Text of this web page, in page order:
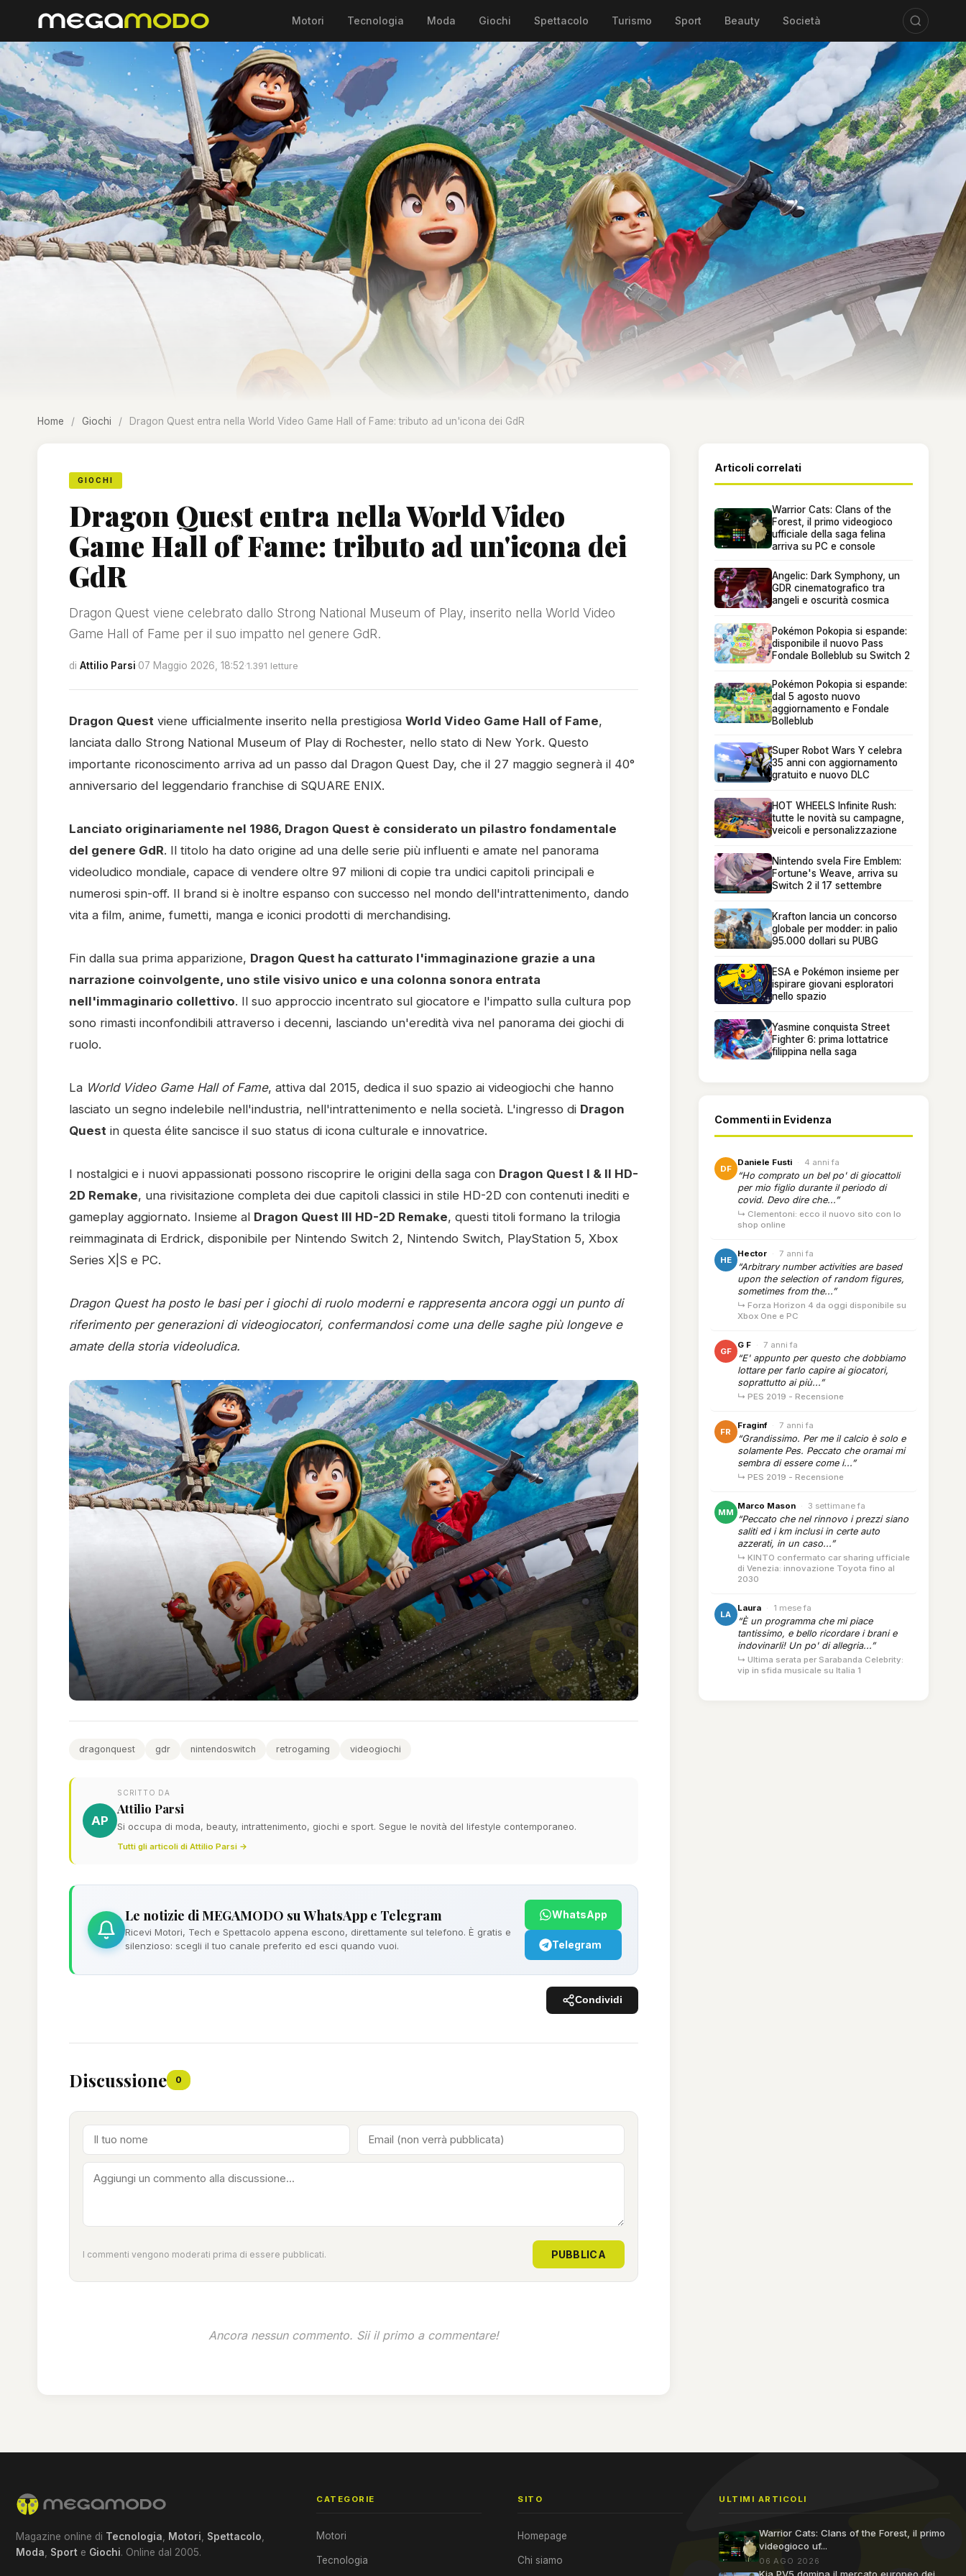
Motori Tecnologia Moda Giochi Spettacolo Turismo Sport Beauty Società
Home / Giochi / Dragon Quest entra nella World Video Game Hall of Fame: tributo ad un'icona dei GdR
GIOCHI
Dragon Quest entra nella World Video
Game Hall of Fame: tributo ad un'icona dei
GdR
Dragon Quest viene celebrato dallo Strong National Museum of Play, inserito nella World Video
Game Hall of Fame per il suo impatto nel genere GdR.
di Attilio Parsi·07 Maggio 2026, 18:52·1.391 letture
Dragon Quest viene ufficialmente inserito nella prestigiosa World Video Game Hall of Fame,
lanciata dallo Strong National Museum of Play di Rochester, nello stato di New York. Questo
importante riconoscimento arriva ad un passo dal Dragon Quest Day, che il 27 maggio segnerà il 40°
anniversario del leggendario franchise di SQUARE ENIX.
Lanciato originariamente nel 1986, Dragon Quest è considerato un pilastro fondamentale
del genere GdR. Il titolo ha dato origine ad una delle serie più influenti e amate nel panorama
videoludico mondiale, capace di vendere oltre 97 milioni di copie tra undici capitoli principali e
numerosi spin-off. Il brand si è inoltre espanso con successo nel mondo dell'intrattenimento, dando
vita a film, anime, fumetti, manga e iconici prodotti di merchandising.
Fin dalla sua prima apparizione, Dragon Quest ha catturato l'immaginazione grazie a una
narrazione coinvolgente, uno stile visivo unico e una colonna sonora entrata
nell'immaginario collettivo. Il suo approccio incentrato sul giocatore e l'impatto sulla cultura pop
sono rimasti inconfondibili attraverso i decenni, lasciando un'eredità viva nel panorama dei giochi di
ruolo.
La World Video Game Hall of Fame, attiva dal 2015, dedica il suo spazio ai videogiochi che hanno
lasciato un segno indelebile nell'industria, nell'intrattenimento e nella società. L'ingresso di Dragon
Quest in questa élite sancisce il suo status di icona culturale e innovatrice.
I nostalgici e i nuovi appassionati possono riscoprire le origini della saga con Dragon Quest I & II HD-
2D Remake, una rivisitazione completa dei due capitoli classici in stile HD-2D con contenuti inediti e
gameplay aggiornato. Insieme al Dragon Quest III HD-2D Remake, questi titoli formano la trilogia
reimmaginata di Erdrick, disponibile per Nintendo Switch 2, Nintendo Switch, PlayStation 5, Xbox
Series X|S e PC.
Dragon Quest ha posto le basi per i giochi di ruolo moderni e rappresenta ancora oggi un punto di
riferimento per generazioni di videogiocatori, confermandosi come una delle saghe più longeve e
amate della storia videoludica.
dragonquest gdr nintendoswitch retrogaming videogiochi
AP
SCRITTO DA
Attilio Parsi
Si occupa di moda, beauty, intrattenimento, giochi e sport. Segue le novità del lifestyle contemporaneo.
Tutti gli articoli di Attilio Parsi →
Le notizie di MEGAMODO su WhatsApp e Telegram
Ricevi Motori, Tech e Spettacolo appena escono, direttamente sul telefono. È gratis e
silenzioso: scegli il tuo canale preferito ed esci quando vuoi.
WhatsApp
Telegram
Condividi
Discussione 0
I commenti vengono moderati prima di essere pubblicati. PUBBLICA
Ancora nessun commento. Sii il primo a commentare!
Articoli correlati
Warrior Cats: Clans of the
Forest, il primo videogioco
ufficiale della saga felina
arriva su PC e console
Angelic: Dark Symphony, un
GDR cinematografico tra
angeli e oscurità cosmica
Pokémon Pokopia si espande:
disponibile il nuovo Pass
Fondale Bolleblub su Switch 2
Pokémon Pokopia si espande:
dal 5 agosto nuovo
aggiornamento e Fondale
Bolleblub
Super Robot Wars Y celebra
35 anni con aggiornamento
gratuito e nuovo DLC
HOT WHEELS Infinite Rush:
tutte le novità su campagne,
veicoli e personalizzazione
Nintendo svela Fire Emblem:
Fortune's Weave, arriva su
Switch 2 il 17 settembre
Krafton lancia un concorso
globale per modder: in palio
95.000 dollari su PUBG
ESA e Pokémon insieme per
ispirare giovani esploratori
nello spazio
Yasmine conquista Street
Fighter 6: prima lottatrice
filippina nella saga
Commenti in Evidenza
DF
Daniele Fusti · 4 anni fa
“Ho comprato un bel po' di giocattoli
per mio figlio durante il periodo di
covid. Devo dire che...”
↳ Clementoni: ecco il nuovo sito con lo
shop online
HE
Hector · 7 anni fa
“Arbitrary number activities are based
upon the selection of random figures,
sometimes from the...”
↳ Forza Horizon 4 da oggi disponibile su
Xbox One e PC
GF
G F · 7 anni fa
“E' appunto per questo che dobbiamo
lottare per farlo capire ai giocatori,
soprattutto ai più...”
↳ PES 2019 - Recensione
FR
Fraginf · 7 anni fa
“Grandissimo. Per me il calcio è solo e
solamente Pes. Peccato che oramai mi
sembra di essere come i...”
↳ PES 2019 - Recensione
MM
Marco Mason · 3 settimane fa
“Peccato che nel rinnovo i prezzi siano
saliti ed i km inclusi in certe auto
azzerati, in un caso...”
↳ KINTO confermato car sharing ufficiale
di Venezia: innovazione Toyota fino al
2030
LA
Laura · 1 mese fa
“È un programma che mi piace
tantissimo, e bello ricordare i brani e
indovinarli! Un po' di allegria...”
↳ Ultima serata per Sarabanda Celebrity:
vip in sfida musicale su Italia 1
Magazine online di Tecnologia Motori Spettacolo
Moda
Sport e Giochi. Online dal 2005.
CATEGORIE
Motori
Tecnologia
SITO
Homepage
Chi siamo
ULTIMI ARTICOLI
Warrior Cats: Clans of the Forest, il primo
videogioco uf...
06 AGO 2026
Kia PV5 domina il mercato europeo dei